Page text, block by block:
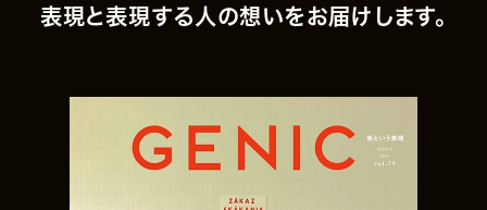
表現と表現する人の想いをお届けします。